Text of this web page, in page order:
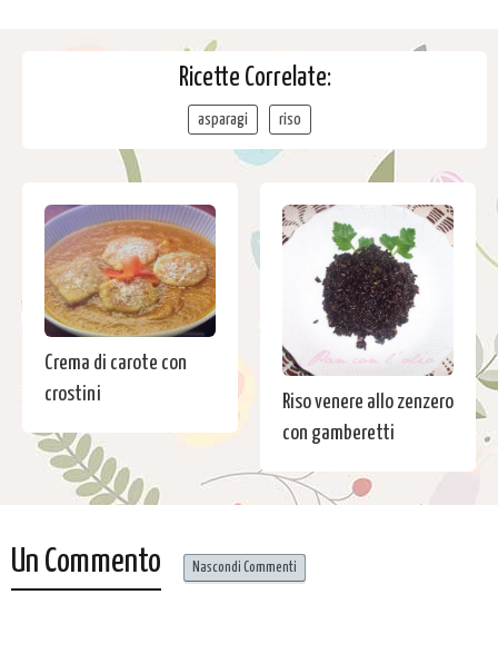
Ricette Correlate:
asparagi riso
Crema di carote con
crostini
Riso venere allo zenzero
con gamberetti
Un Commento Nascondi Commenti